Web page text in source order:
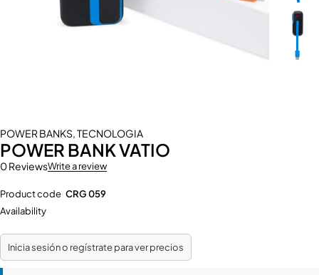
POWER BANKS,TECNOLOGIA
POWER BANK VATIO
0 ReviewsWrite a review
Product code CRG 059
Availability
Inicia sesión o regístrate para ver precios